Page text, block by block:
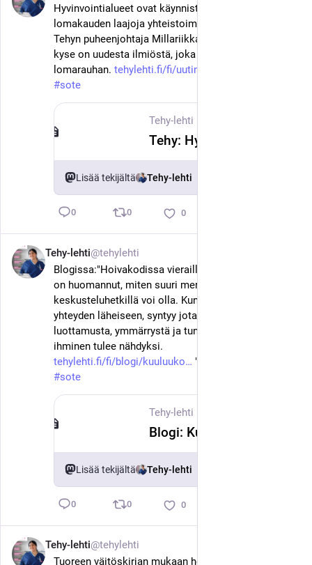
Hyvinvointialueet ovat käynnistäneet kesken
lomakauden laajoja yhteistoimintaneuvotteluja.
Tehyn puheenjohtaja Millariikka Rytkösen mielestä
kyse on uudesta ilmiöstä, joka vie hoitajilta
lomarauhan. tehylehti.fi/fi/uutinen/tehy-h
#sote
Tehy-lehti
Lisää tekijältä Tehy-lehti
0 0 0
Tehy-lehti@tehylehti
Blogissa:"Hoivakodissa vieraillessaan Hanna Jensen
on huomannut, miten suuri merkitys pienillä
keskusteluhetkillä voi olla. Kun hoitaja ottaa
yhteyden läheiseen, syntyy jotain arvokasta:
luottamusta, ymmärrystä ja tunnetta siitä, että
ihminen tulee nähdyksi.
tehylehti.fi/fi/blogi/kuuluuko
"
#sote
Tehy-lehti
Lisää tekijältä Tehy-lehti
0 0 0
Tehy-lehti@tehylehti
Tuoreen väitöskirjan mukaan hoitotyöntekijöiden